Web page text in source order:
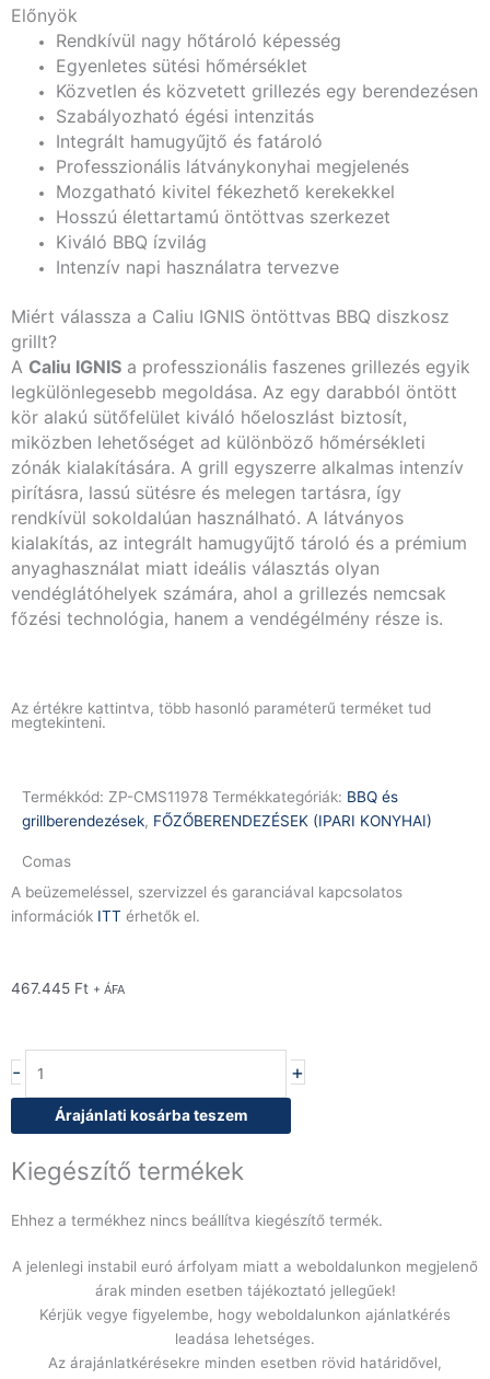
Előnyök
Rendkívül nagy hőtároló képesség
Egyenletes sütési hőmérséklet
Közvetlen és közvetett grillezés egy berendezésen
Szabályozható égési intenzitás
Integrált hamugyűjtő és fatároló
Professzionális látványkonyhai megjelenés
Mozgatható kivitel fékezhető kerekekkel
Hosszú élettartamú öntöttvas szerkezet
Kiváló BBQ ízvilág
Intenzív napi használatra tervezve
Miért válassza a Caliu IGNIS öntöttvas BBQ diszkosz
grillt?
A Caliu IGNIS a professzionális faszenes grillezés egyik
legkülönlegesebb megoldása. Az egy darabból öntött
kör alakú sütőfelület kiváló hőeloszlást biztosít,
miközben lehetőséget ad különböző hőmérsékleti
zónák kialakítására. A grill egyszerre alkalmas intenzív
pirításra, lassú sütésre és melegen tartásra, így
rendkívül sokoldalúan használható. A látványos
kialakítás, az integrált hamugyűjtő tároló és a prémium
anyaghasználat miatt ideális választás olyan
vendéglátóhelyek számára, ahol a grillezés nemcsak
főzési technológia, hanem a vendégélmény része is.
Az értékre kattintva, több hasonló paraméterű terméket tud
megtekinteni.
Termékkód: ZP-CMS11978 Termékkategóriák: BBQ és
grillberendezések, FŐZŐBERENDEZÉSEK (IPARI KONYHAI)
Comas
A beüzemeléssel, szervizzel és garanciával kapcsolatos
információk ITT érhetők el.
467.445 Ft + ÁFA
-
IGNIS
öntöttvas
BBQ
diszkosz
grill
tárolóval
+
Árajánlati kosárba teszem
Kiegészítő termékek
Ehhez a termékhez nincs beállítva kiegészítő termék.
A jelenlegi instabil euró árfolyam miatt a weboldalunkon megjelenő
árak minden esetben tájékoztató jellegűek!
Kérjük vegye figyelembe, hogy weboldalunkon ajánlatkérés
leadása lehetséges.
Az árajánlatkérésekre minden esetben rövid határidővel,